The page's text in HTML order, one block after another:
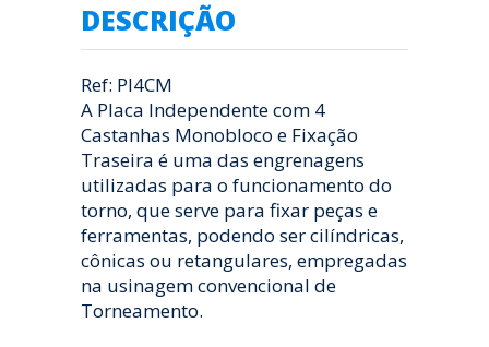
DESCRIÇÃO
Ref: PI4CM
A Placa Independente com 4
Castanhas Monobloco e Fixação
Traseira é uma das engrenagens
utilizadas para o funcionamento do
torno, que serve para fixar peças e
ferramentas, podendo ser cilíndricas,
cônicas ou retangulares, empregadas
na usinagem convencional de
Torneamento.